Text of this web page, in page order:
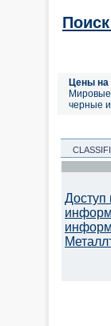
Цены
черные
Доступ